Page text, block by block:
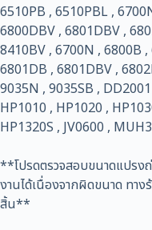
6510PB , 6510PBL ,
6800DBV , 6801DBV ,
8410BV , 6700N , 6800B
6801DB , 6801DBV ,
9035N , 9035SB ,
HP1010 , HP1020 ,
HP1320S , JV0600 ,
**โปรดตรวจสอบขนาดแปรง
งานได้เนื่องจากผิดขนาด ทา
สิ้น**